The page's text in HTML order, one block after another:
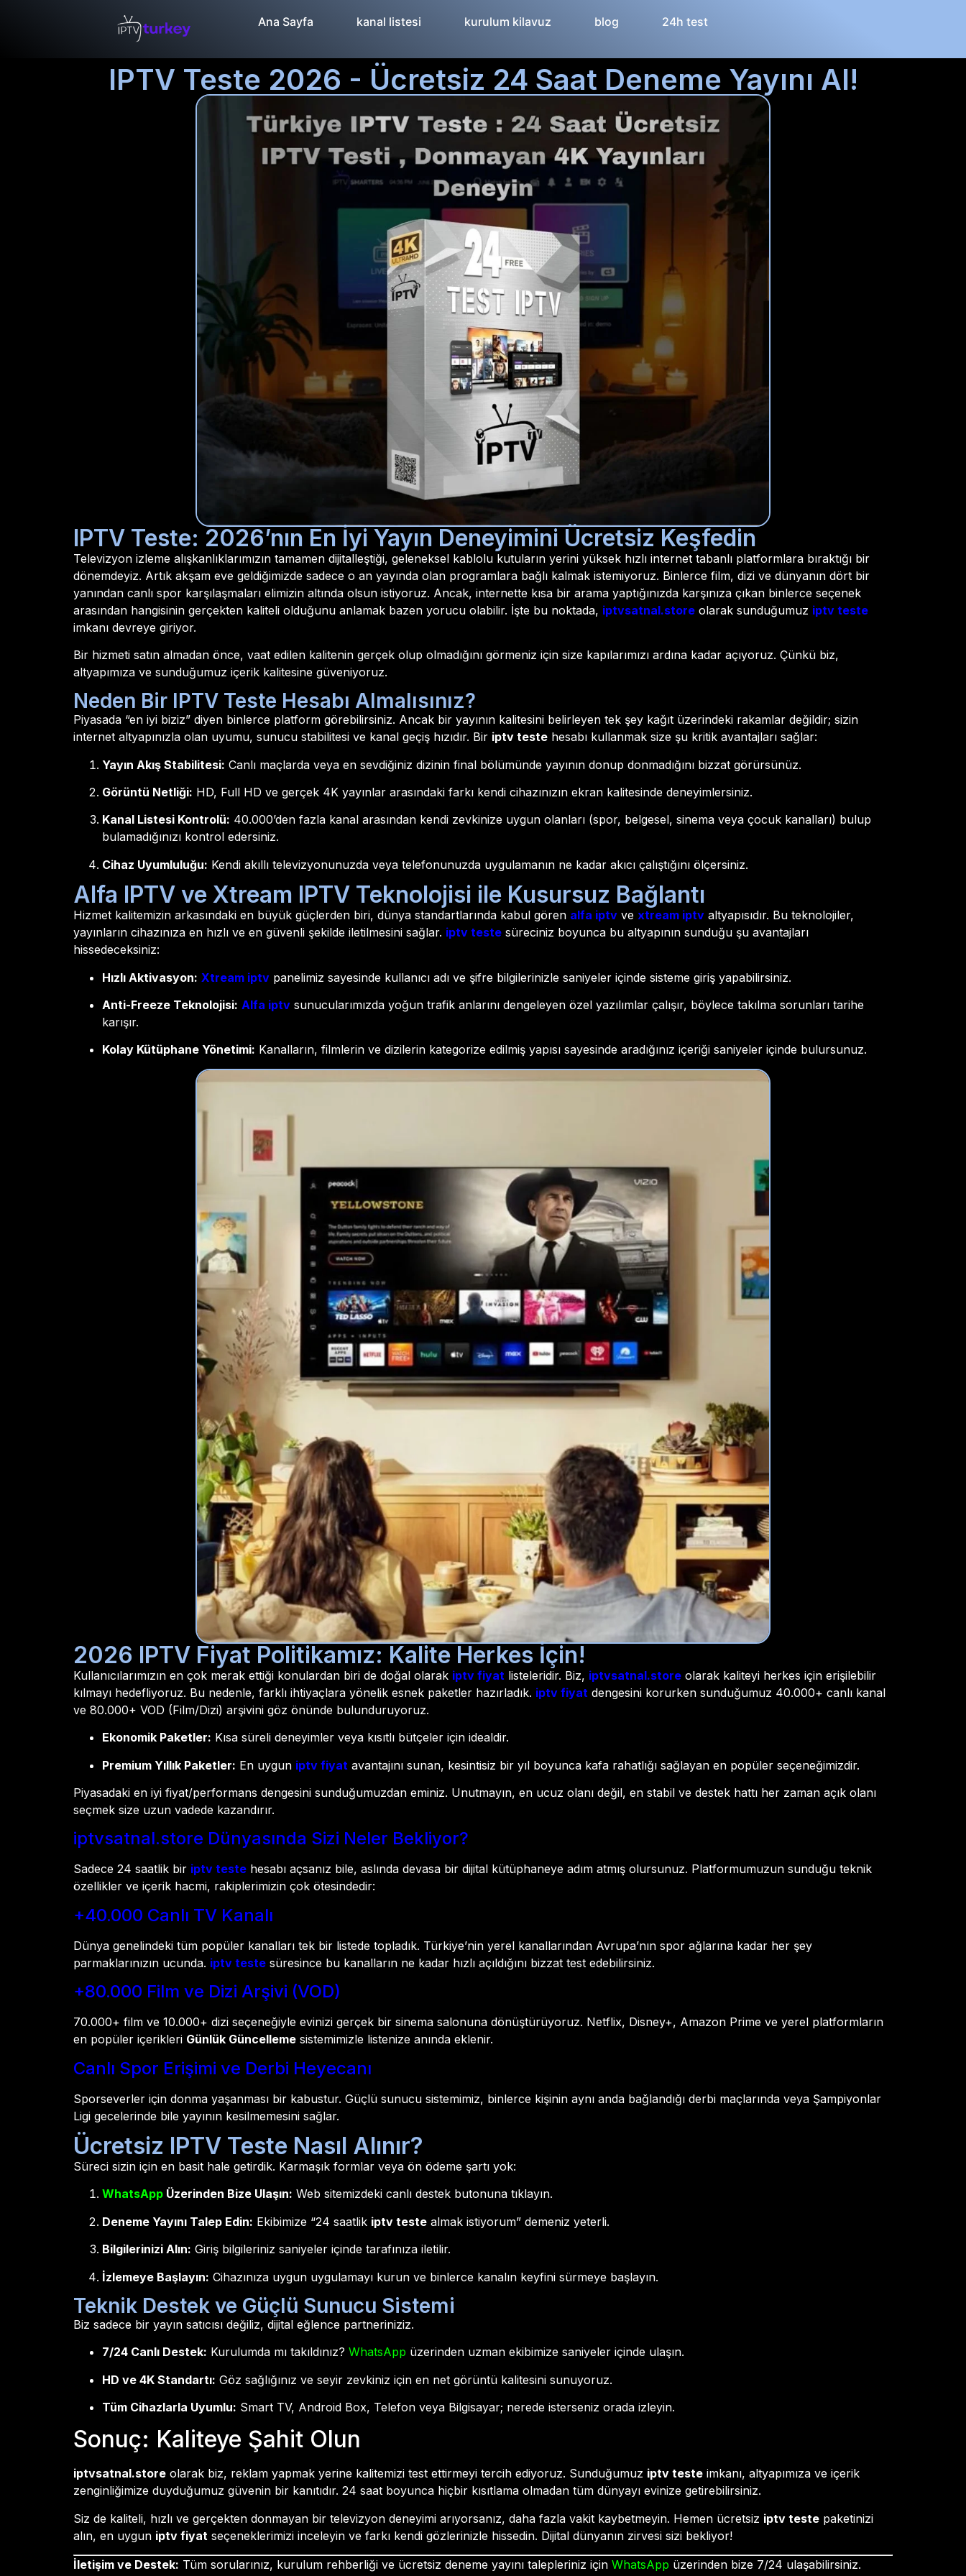
Ana Sayfa kanal listesi kurulum kilavuz blog 24h test
IPTV Teste 2026 - Ücretsiz 24 Saat Deneme Yayını Al!
IPTV Teste: 2026’nın En İyi Yayın Deneyimini Ücretsiz Keşfedin
Televizyon izleme alışkanlıklarımızın tamamen dijitalleştiği, geleneksel kablolu kutuların yerini yüksek hızlı internet tabanlı platformlara bıraktığı bir
dönemdeyiz. Artık akşam eve geldiğimizde sadece o an yayında olan programlara bağlı kalmak istemiyoruz. Binlerce film, dizi ve dünyanın dört bir
yanından canlı spor karşılaşmaları elimizin altında olsun istiyoruz. Ancak, internette kısa bir arama yaptığınızda karşınıza çıkan binlerce seçenek
arasından hangisinin gerçekten kaliteli olduğunu anlamak bazen yorucu olabilir. İşte bu noktada, iptvsatnal.store olarak sunduğumuz iptv teste
imkanı devreye giriyor.
Bir hizmeti satın almadan önce, vaat edilen kalitenin gerçek olup olmadığını görmeniz için size kapılarımızı ardına kadar açıyoruz. Çünkü biz,
altyapımıza ve sunduğumuz içerik kalitesine güveniyoruz.
Neden Bir IPTV Teste Hesabı Almalısınız?
Piyasada “en iyi biziz” diyen binlerce platform görebilirsiniz. Ancak bir yayının kalitesini belirleyen tek şey kağıt üzerindeki rakamlar değildir; sizin
internet altyapınızla olan uyumu, sunucu stabilitesi ve kanal geçiş hızıdır. Bir iptv teste hesabı kullanmak size şu kritik avantajları sağlar:
Yayın Akış Stabilitesi: Canlı maçlarda veya en sevdiğiniz dizinin final bölümünde yayının donup donmadığını bizzat görürsünüz.
Görüntü Netliği: HD, Full HD ve gerçek 4K yayınlar arasındaki farkı kendi cihazınızın ekran kalitesinde deneyimlersiniz.
Kanal Listesi Kontrolü: 40.000’den fazla kanal arasından kendi zevkinize uygun olanları (spor, belgesel, sinema veya çocuk kanalları) bulup
bulamadığınızı kontrol edersiniz.
Cihaz Uyumluluğu: Kendi akıllı televizyonunuzda veya telefonunuzda uygulamanın ne kadar akıcı çalıştığını ölçersiniz.
Alfa IPTV ve Xtream IPTV Teknolojisi ile Kusursuz Bağlantı
Hizmet kalitemizin arkasındaki en büyük güçlerden biri, dünya standartlarında kabul gören alfa iptv ve xtream iptv altyapısıdır. Bu teknolojiler,
yayınların cihazınıza en hızlı ve en güvenli şekilde iletilmesini sağlar. iptv teste süreciniz boyunca bu altyapının sunduğu şu avantajları
hissedeceksiniz:
Hızlı Aktivasyon: Xtream iptv panelimiz sayesinde kullanıcı adı ve şifre bilgilerinizle saniyeler içinde sisteme giriş yapabilirsiniz.
Anti-Freeze Teknolojisi: Alfa iptv sunucularımızda yoğun trafik anlarını dengeleyen özel yazılımlar çalışır, böylece takılma sorunları tarihe
karışır.
Kolay Kütüphane Yönetimi: Kanalların, filmlerin ve dizilerin kategorize edilmiş yapısı sayesinde aradığınız içeriği saniyeler içinde bulursunuz.
2026 IPTV Fiyat Politikamız: Kalite Herkes İçin!
Kullanıcılarımızın en çok merak ettiği konulardan biri de doğal olarak iptv fiyat listeleridir. Biz, iptvsatnal.store olarak kaliteyi herkes için erişilebilir
kılmayı hedefliyoruz. Bu nedenle, farklı ihtiyaçlara yönelik esnek paketler hazırladık. iptv fiyat dengesini korurken sunduğumuz 40.000+ canlı kanal
ve 80.000+ VOD (Film/Dizi) arşivini göz önünde bulunduruyoruz.
Ekonomik Paketler: Kısa süreli deneyimler veya kısıtlı bütçeler için idealdir.
Premium Yıllık Paketler: En uygun iptv fiyat avantajını sunan, kesintisiz bir yıl boyunca kafa rahatlığı sağlayan en popüler seçeneğimizdir.
Piyasadaki en iyi fiyat/performans dengesini sunduğumuzdan eminiz. Unutmayın, en ucuz olanı değil, en stabil ve destek hattı her zaman açık olanı
seçmek size uzun vadede kazandırır.
iptvsatnal.store Dünyasında Sizi Neler Bekliyor?
Sadece 24 saatlik bir iptv teste hesabı açsanız bile, aslında devasa bir dijital kütüphaneye adım atmış olursunuz. Platformumuzun sunduğu teknik
özellikler ve içerik hacmi, rakiplerimizin çok ötesindedir:
+40.000 Canlı TV Kanalı
Dünya genelindeki tüm popüler kanalları tek bir listede topladık. Türkiye’nin yerel kanallarından Avrupa’nın spor ağlarına kadar her şey
parmaklarınızın ucunda. iptv teste süresince bu kanalların ne kadar hızlı açıldığını bizzat test edebilirsiniz.
+80.000 Film ve Dizi Arşivi (VOD)
70.000+ film ve 10.000+ dizi seçeneğiyle evinizi gerçek bir sinema salonuna dönüştürüyoruz. Netflix, Disney+, Amazon Prime ve yerel platformların
en popüler içerikleri Günlük Güncelleme sistemimizle listenize anında eklenir.
Canlı Spor Erişimi ve Derbi Heyecanı
Sporseverler için donma yaşanması bir kabustur. Güçlü sunucu sistemimiz, binlerce kişinin aynı anda bağlandığı derbi maçlarında veya Şampiyonlar
Ligi gecelerinde bile yayının kesilmemesini sağlar.
Ücretsiz IPTV Teste Nasıl Alınır?
Süreci sizin için en basit hale getirdik. Karmaşık formlar veya ön ödeme şartı yok:
WhatsApp Üzerinden Bize Ulaşın: Web sitemizdeki canlı destek butonuna tıklayın.
Deneme Yayını Talep Edin: Ekibimize “24 saatlik iptv teste almak istiyorum” demeniz yeterli.
Bilgilerinizi Alın: Giriş bilgileriniz saniyeler içinde tarafınıza iletilir.
İzlemeye Başlayın: Cihazınıza uygun uygulamayı kurun ve binlerce kanalın keyfini sürmeye başlayın.
Teknik Destek ve Güçlü Sunucu Sistemi
Biz sadece bir yayın satıcısı değiliz, dijital eğlence partneriniziz.
7/24 Canlı Destek: Kurulumda mı takıldınız? WhatsApp üzerinden uzman ekibimize saniyeler içinde ulaşın.
HD ve 4K Standartı: Göz sağlığınız ve seyir zevkiniz için en net görüntü kalitesini sunuyoruz.
Tüm Cihazlarla Uyumlu: Smart TV, Android Box, Telefon veya Bilgisayar; nerede isterseniz orada izleyin.
Sonuç: Kaliteye Şahit Olun
iptvsatnal.store olarak biz, reklam yapmak yerine kalitemizi test ettirmeyi tercih ediyoruz. Sunduğumuz iptv teste imkanı, altyapımıza ve içerik
zenginliğimize duyduğumuz güvenin bir kanıtıdır. 24 saat boyunca hiçbir kısıtlama olmadan tüm dünyayı evinize getirebilirsiniz.
Siz de kaliteli, hızlı ve gerçekten donmayan bir televizyon deneyimi arıyorsanız, daha fazla vakit kaybetmeyin. Hemen ücretsiz iptv teste paketinizi
alın, en uygun iptv fiyat seçeneklerimizi inceleyin ve farkı kendi gözlerinizle hissedin. Dijital dünyanın zirvesi sizi bekliyor!
İletişim ve Destek: Tüm sorularınız, kurulum rehberliği ve ücretsiz deneme yayını talepleriniz için WhatsApp üzerinden bize 7/24 ulaşabilirsiniz.